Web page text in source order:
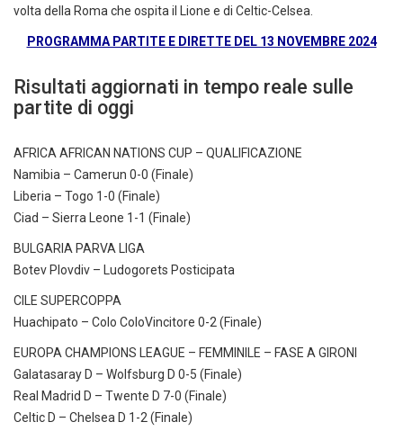
volta della Roma che ospita il Lione e di Celtic-Celsea.
PROGRAMMA PARTITE E DIRETTE DEL 13 NOVEMBRE 2024
Risultati aggiornati in tempo reale sulle
partite di oggi
AFRICA AFRICAN NATIONS CUP – QUALIFICAZIONE
Namibia – Camerun 0-0 (Finale)
Liberia – Togo 1-0 (Finale)
Ciad – Sierra Leone 1-1 (Finale)
BULGARIA PARVA LIGA
Botev Plovdiv – Ludogorets Posticipata
CILE SUPERCOPPA
Huachipato – Colo ColoVincitore 0-2 (Finale)
EUROPA CHAMPIONS LEAGUE – FEMMINILE – FASE A GIRONI
Galatasaray D – Wolfsburg D 0-5 (Finale)
Real Madrid D – Twente D 7-0 (Finale)
Celtic D – Chelsea D 1-2 (Finale)